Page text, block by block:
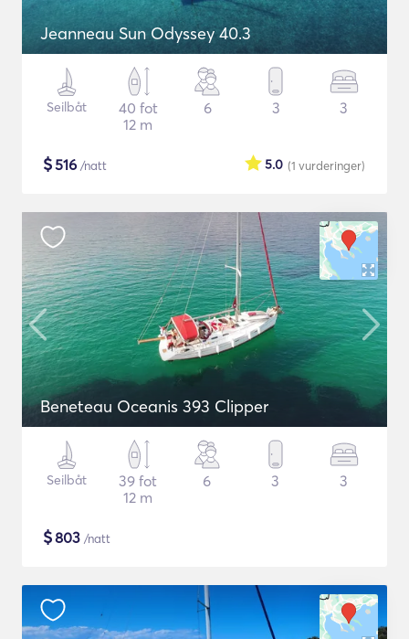
Jeanneau Sun Odyssey 40.3
Seilbåt
40 fot
12 m
6 3 3
$516 /natt (1 vurderinger)
5.0
Beneteau Oceanis 393 Clipper
Seilbåt
39 fot
12 m
6 3 3
$803 /natt